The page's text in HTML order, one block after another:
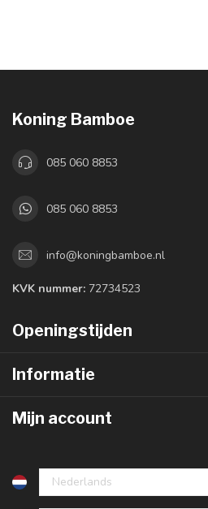
Koning Bamboe
085 060 8853
085 060 8853
info@koningbamboe.nl
KVK nummer: 72734523
Openingstijden
Informatie
Mijn account